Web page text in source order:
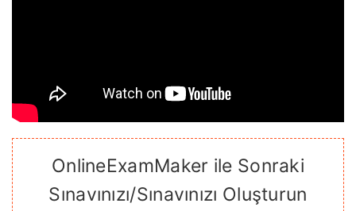
OnlineExamMaker ile Sonraki
Sınavınızı/Sınavınızı Oluşturun